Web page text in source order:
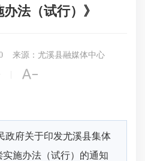
法（试行）》
来源：尤溪县融媒体中心

政府关于印发尤溪县集体
施办法（试行）的通知